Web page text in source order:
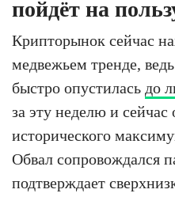
пойдёт на
Крипторынок сейчас
медвежьем тренде,
быстро опустилась до
за эту неделю и сейчас
исторического
Обвал сопровождался
подтверждает